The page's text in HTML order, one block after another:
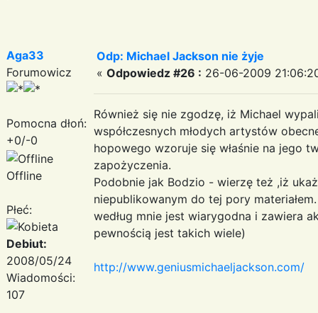
Aga33
Forumowicz
Pomocna dłoń:
+0/-0
Offline
Płeć:
Debiut:
2008/05/24
Wiadomości:
107
Odp: Michael Jackson nie żyje
« Odpowiedz #26 : 26-06-2009
Również się nie zgodzę, iż Michael
współczesnych młodych artystów
hopowego wzoruje się właśnie na jego
zapożyczenia.
Podobnie jak Bodzio - wierzę też ,iż
niepublikowanym do tej pory
według mnie jest wiarygodna i zawiera
pewnością jest takich wiele)
http://www.geniusmichaeljackson.com/